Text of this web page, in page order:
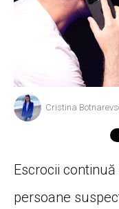
Cristina
Escrocii
persoane